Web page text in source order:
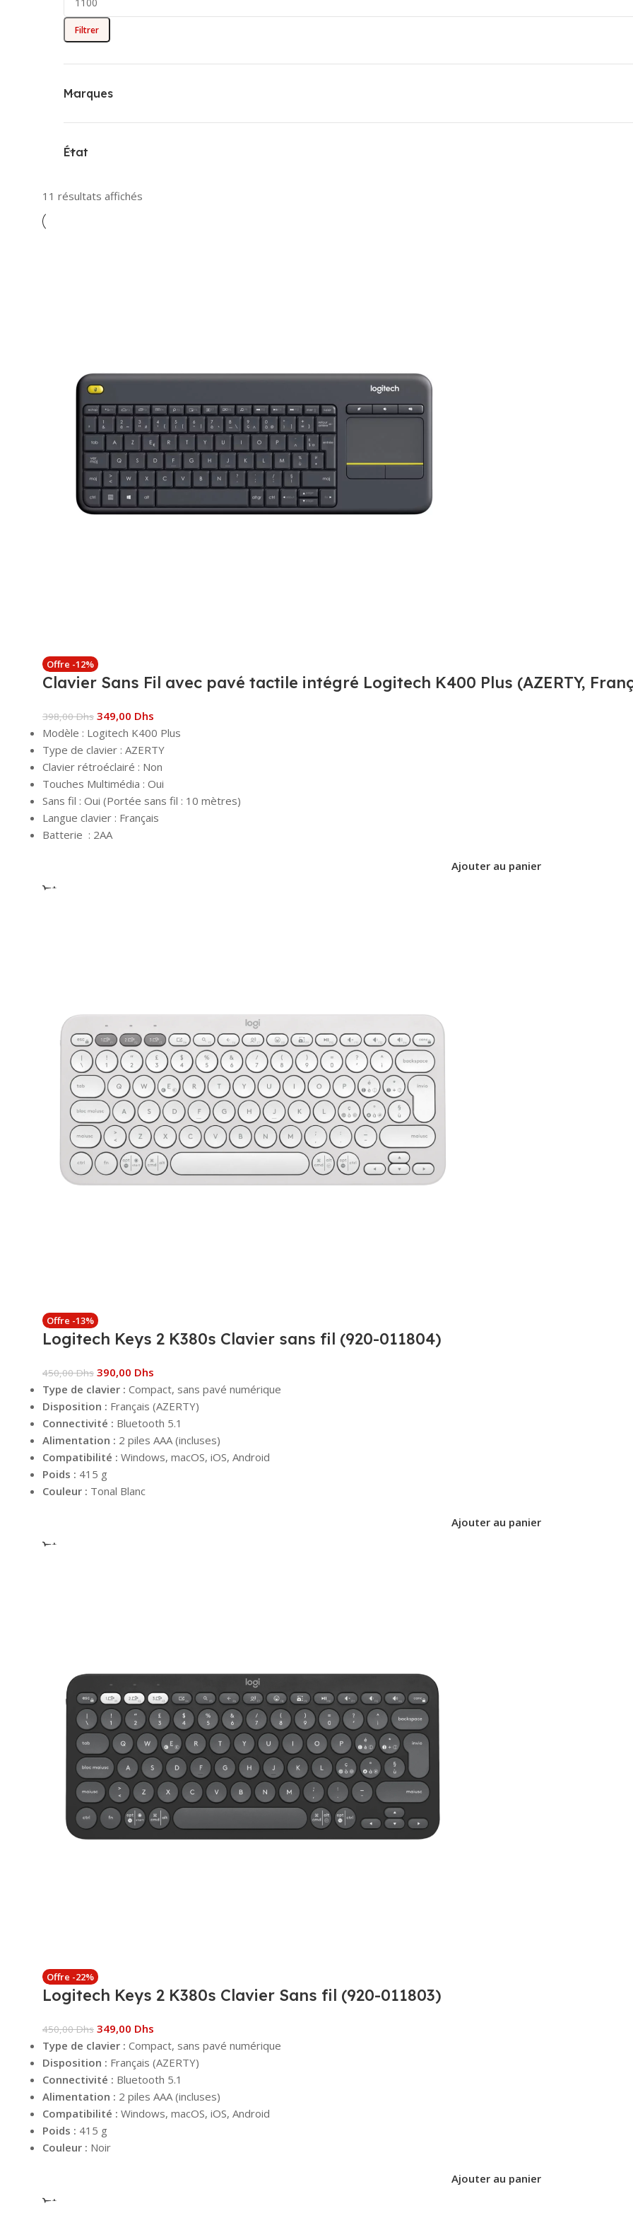
Filtrer
Marques
État
11 résultats affichés
Offre -12%
Clavier Sans Fil avec pavé tactile intégré Logitech K400 Plus (AZERTY,
398,00Dhs 349,00 Dhs
Modèle : Logitech K400 Plus
Type de clavier : AZERTY
Clavier rétroéclairé : Non
Touches Multimédia : Oui
Sans fil : Oui (Portée sans fil : 10 mètres)
Langue clavier : Français
Batterie : 2AA
Ajouter au panier
Offre -13%
Logitech Keys 2 K380s Clavier sans fil (920-011804)
450,00Dhs 390,00 Dhs
Type de clavier : Compact, sans pavé numérique
Disposition : Français (AZERTY)
Connectivité : Bluetooth 5.1
Alimentation : 2 piles AAA (incluses)
Compatibilité : Windows, macOS, iOS, Android
Poids : 415 g
Couleur : Tonal Blanc
Ajouter au panier
Offre -22%
Logitech Keys 2 K380s Clavier Sans fil (920-011803)
450,00Dhs 349,00 Dhs
Type de clavier : Compact, sans pavé numérique
Disposition : Français (AZERTY)
Connectivité : Bluetooth 5.1
Alimentation : 2 piles AAA (incluses)
Compatibilité : Windows, macOS, iOS, Android
Poids : 415 g
Couleur : Noir
Ajouter au panier